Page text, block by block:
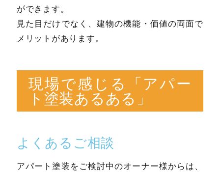
ができます。
見た目だけでなく、建物の機能・価値の両面で
メリットがあります。
現場で感じる「アパー
ト塗装あるある」
よくあるご相談
アパート塗装をご検討中のオーナー様からは、